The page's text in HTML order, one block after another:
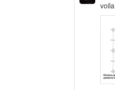
voila